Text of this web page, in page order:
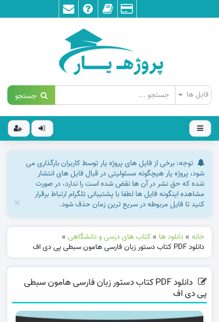
جستجو
توجه: برخی از فایل های پروژه یار توسط کاربران بارگذاری می
شود، پروژه یار هیچگونه مسئولیتی در قبال فایل های انتشار
شده که حق نشر در آن ها نقض شده است را ندارد، در صورت
مشاهده اینگونه فایل ها لطفا با پشتیبانی تلگرام ارتباط برقرار
کنید تا فایل مربوطه در سریع ترین زمان حذف شود.
×
خانه » دانلود ها » کتاب های درسی و دانشگاهی »
دانلود PDF کتاب دستور زبان فارسی هامون سبطی پی دی اف
دانلود PDF کتاب دستور زبان فارسی هامون سبطی
پی دی اف